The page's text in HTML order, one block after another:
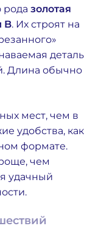
рода золотая
B. Их строят на
деталь
Длина обычно
мест, чем в
удобства, как
формате.
чем
удачный